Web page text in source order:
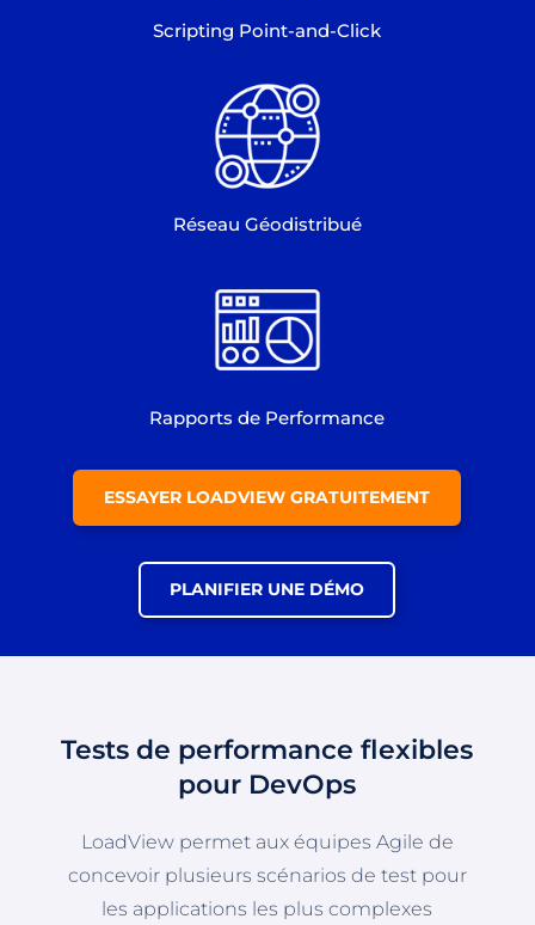
Scripting Point-and-Click
Réseau Géodistribué
Rapports de Performance
ESSAYER LOADVIEW GRATUITEMENT
PLANIFIER UNE DÉMO
Tests de performance flexibles
pour DevOps
LoadView permet aux équipes Agile de
concevoir plusieurs scénarios de test pour
les applications les plus complexes